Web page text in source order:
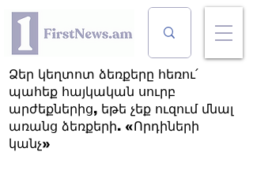
Ձեր կեղտոտ ձեռքերը հեռու՛
պահեք հայկական սուրբ
արժեքներից, եթե չեք ուզում մնալ
առանց ձեռքերի. «Որդիների
կանչ»